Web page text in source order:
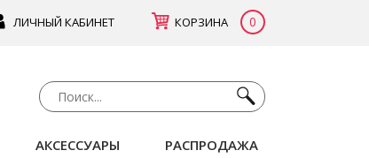
ЛИЧНЫЙ КАБИНЕТ КОРЗИНА 0
АКСЕССУАРЫ РАСПРОДАЖА